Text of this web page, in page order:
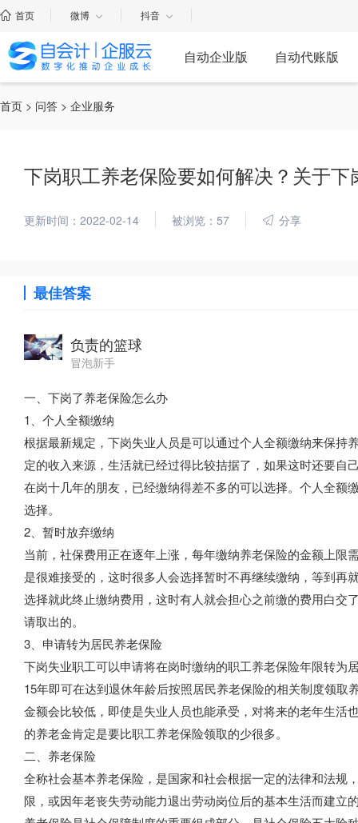
首页 微博 抖音
自动企业版 自动代账版
首页 > 问答 > 企业服务
下岗职工养老保险要如何解决？关于
更新时间：2022-02-14 被浏览：57 分享
最佳答案
负责的篮球
冒泡新手
一、下岗了养老保险怎么办
1、个人全额缴纳
根据最新规定，下岗失业人员是可以通过个人全额缴纳来保
定的收入来源，生活就已经过得比较拮据了，如果这时还要
在岗十几年的朋友，已经缴纳得差不多的可以选择。个人全
选择。
2、暂时放弃缴纳
当前，社保费用正在逐年上涨，每年缴纳养老保险的金额上
是很难接受的，这时很多人会选择暂时不再继续缴纳，等到
选择就此终止缴纳费用，这时有人就会担心之前缴的费用白
请取出的。
3、申请转为居民养老保险
下岗失业职工可以申请将在岗时缴纳的职工养老保险年限转为
15年即可在达到退休年龄后按照居民养老保险的相关制度领
金额会比较低，即使是失业人员也能承受，对将来的老年生
的养老金肯定是要比职工养老保险领取的少很多。
二、养老保险
全称社会基本养老保险，是国家和社会根据一定的法律和法
限，或因年老丧失劳动能力退出劳动岗位后的基本生活而建立